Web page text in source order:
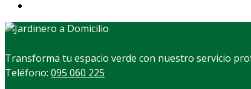
Transforma tu espacio verde con nuestro servicio
Teléfono: 095 060 225